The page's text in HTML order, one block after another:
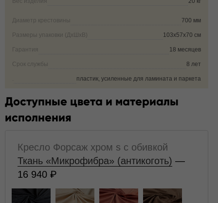
Диаметр крестовины 700 мм
Размеры упаковки (ДxШxВ) 103x57x70 см
Гарантия 18 месяцев
Срок службы 8 лет
. пластик, усиленные для ламината и паркета
Доступные цвета и материалы
исполнения
Кресло Форсаж хром s с обивкой
Ткань «Микрофибра» (антикоготь) —
16 940